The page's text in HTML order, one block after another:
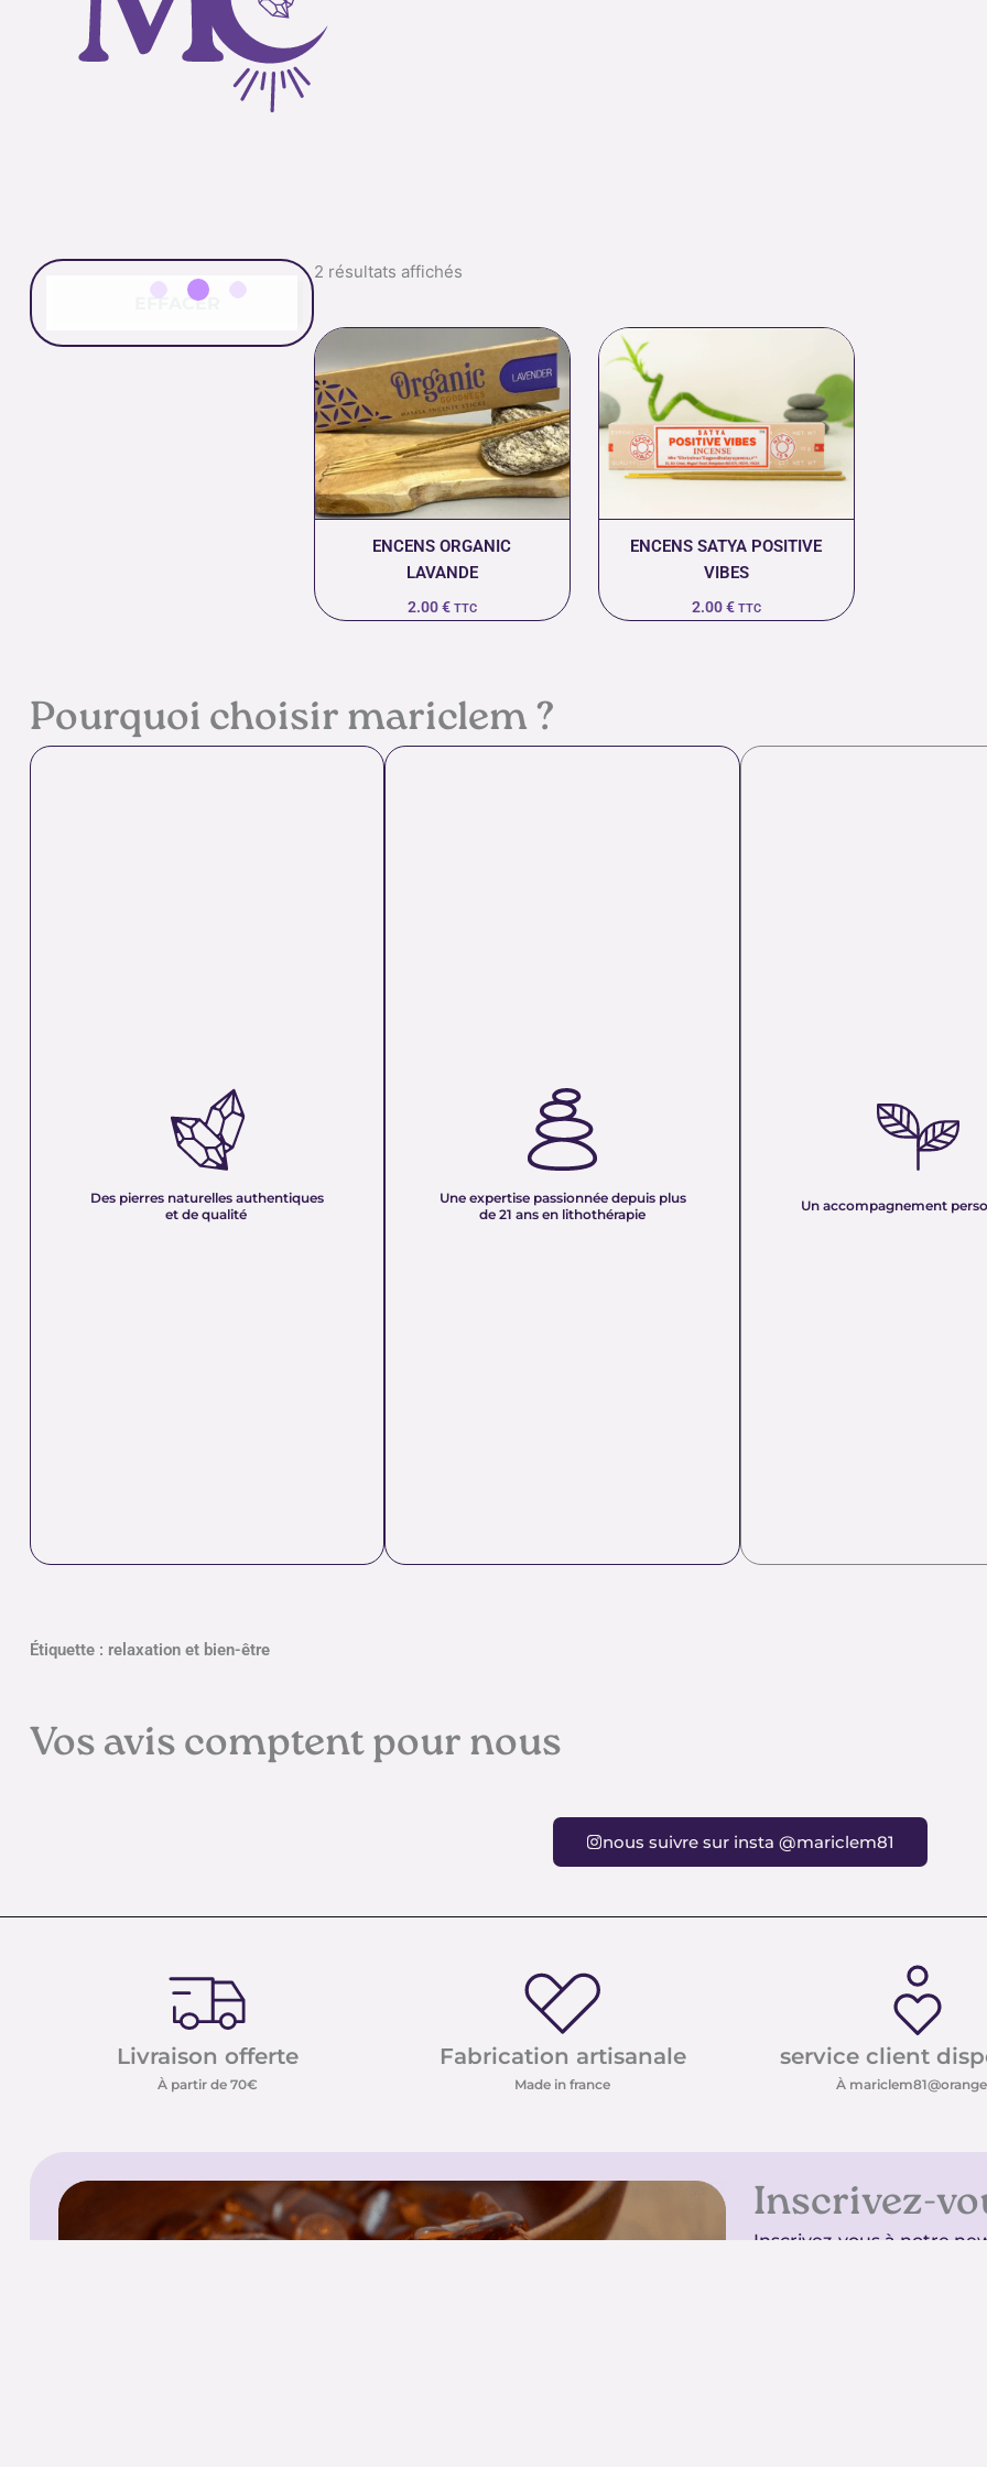
EFFACER
2 résultats affichés
ENCENS ORGANIC
LAVANDE
2.00€ TTC
ENCENS SATYA POSITIVE
VIBES
2.00€ TTC
Pourquoi choisir mariclem ?
Des pierres naturelles authentiques
et de qualité
AUTHENTIQUES ET DE QUALITÉ :
Nous sélectionnons rigoureusement nos
minéraux pour vous offrir des pierres 100 %
pure. Chaque cristal est choisi pour sa beauté, sa
vibration et son authenticité afin de vous garantir
Une expertise passionnée depuis plus
de 21 ans en lithothérapie
PLUS DE 21 ANS EN LITHOTHÉRAPIE :
Forte d’une expérience de plus de deux
décennies, notre équipe vous partage son savoir
mettons nos connaissances en lithothérapie à
votre service pour vous accompagner dans votre
Un accompagnement
Nous sélectionnons
minéraux pour vous offrir des
naturelles, non traitées et chargées
vibration et son authenticité afin
Étiquette : relaxation et bien-être
Vos avis comptent pour nous
nous suivre sur insta @mariclem81
Livraison offerte
À partir de 70€
Fabrication artisanale
Made in france
service client
À
Inscrivez-
Inscrivez-vous à notre